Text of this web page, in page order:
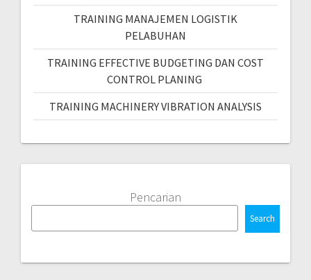
TRAINING MANAJEMEN LOGISTIK
PELABUHAN
TRAINING EFFECTIVE BUDGETING DAN COST
CONTROL PLANING
TRAINING MACHINERY VIBRATION ANALYSIS
Pencarian
Search